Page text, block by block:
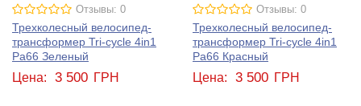
Отзывы: 0
Трехколесный велосипед-
трансформер Tri-cycle 4in1
Pa66 Зеленый
Цена: 3 500 ГРН
Отзывы: 0
Трехколесный велосипед-
трансформер Tri-cycle 4in1
Pa66 Красный
Цена: 3 500 ГРН